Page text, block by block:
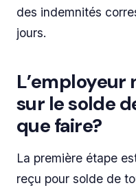
des indemnités
jours.
L’employeur
sur le solde
que faire?
La première étape
reçu pour solde de